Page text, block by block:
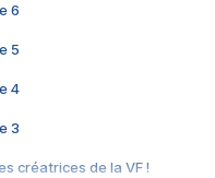
6
5
4
3
créatrices de la VF !